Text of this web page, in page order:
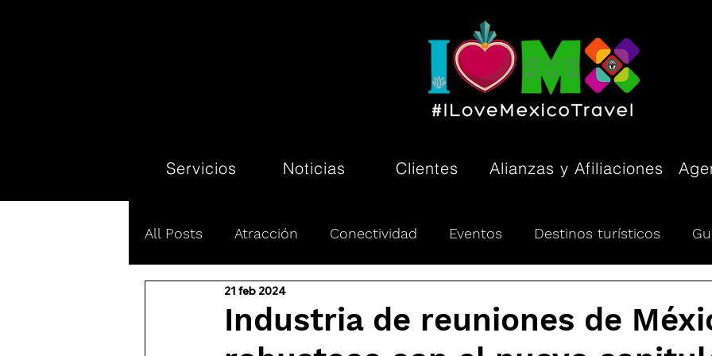
Servicios Noticias Clientes Alianzas y Afiliaciones
All Posts Atracción Conectividad Eventos Destinos turísticos
Líneas aéreas
Industria de reuniones de
21 feb 2024